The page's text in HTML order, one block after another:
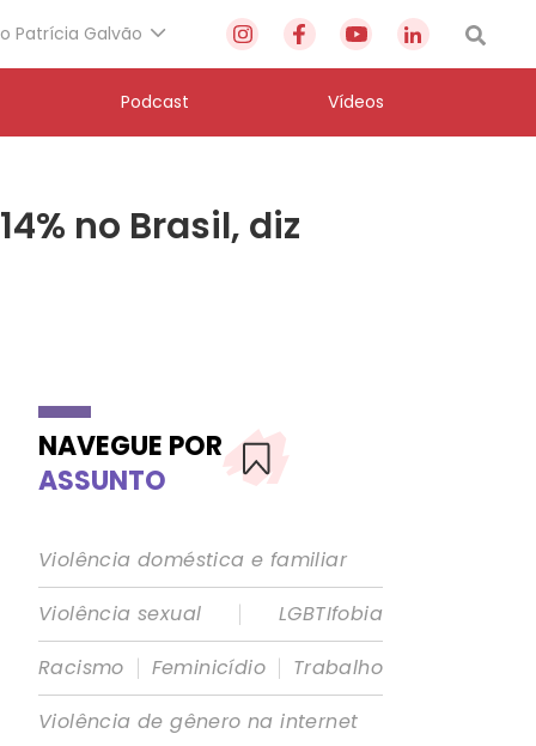
Patrícia Galvão
Podcast Vídeos
no Brasil, diz
NAVEGUE POR
ASSUNTO
Violência doméstica e familiar
Violência sexual
|
LGBTIfobia
Racismo | Feminicídio | Trabalho
Violência de gênero na internet